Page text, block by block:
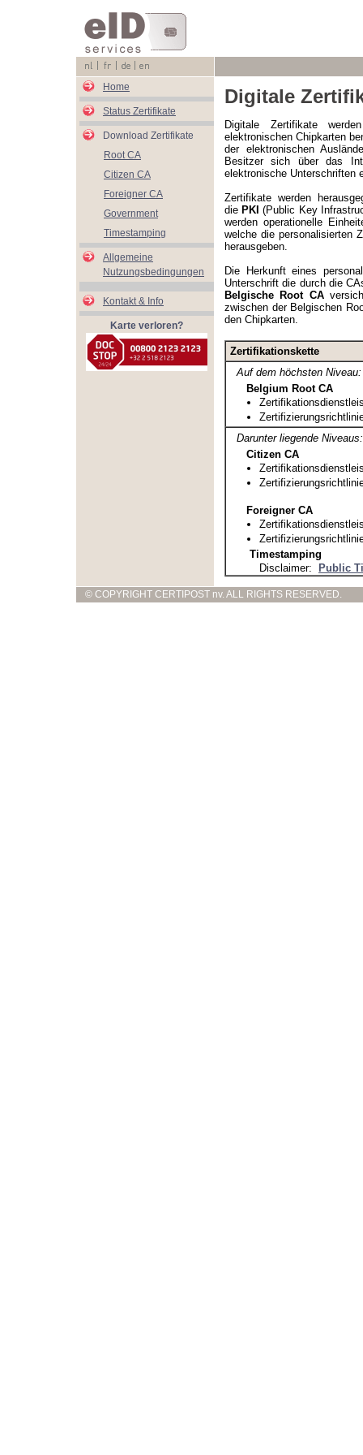
Home
Status Zertifikate
Download Zertifikate
Root CA
Citizen CA
Foreigner CA
Government
Timestamping
Allgemeine
Nutzungsbedingungen
Kontakt & Info
Karte verloren?
Digitale
Digitale Zertifikate
elektronischen Chipkarten
der elektronischen
Besitzer sich über das
elektronische Unterschriften
Zertifikate werden
die PKI (Public Key
werden operationelle
welche die personalisierten
herausgeben.
Die Herkunft eines
Unterschrift die durch die
Belgische Root CA
zwischen der Belgischen
den Chipkarten.
Zertifikationskette
Auf dem höchsten
Belgium Root CA
Darunter liegende
Citizen CA
Foreigner CA
Timestamping
Disclaimer:
Public
© COPYRIGHT CERTIPOST nv. ALL RIGHTS RESERVED.